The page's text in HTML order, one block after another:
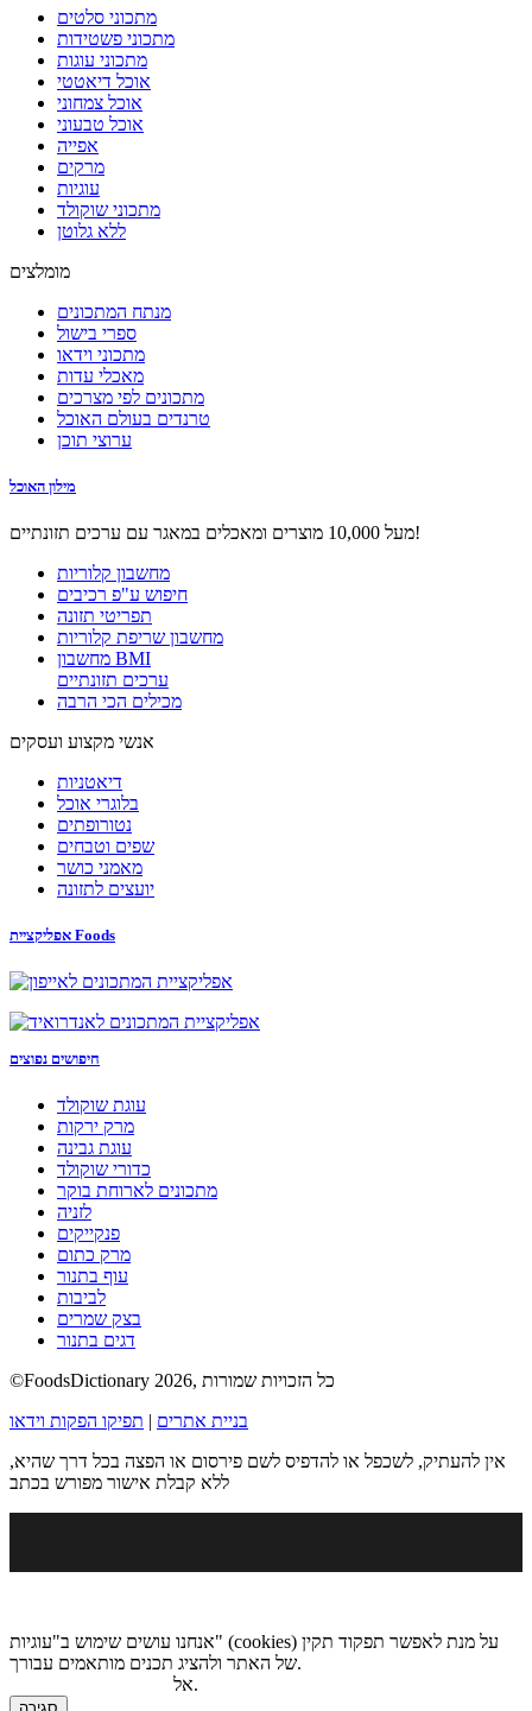
מתכוני סלטים
מתכוני פשטידות
מתכוני עוגות
אוכל דיאטטי
אוכל צמחוני
אוכל טבעוני
אפייה
מרקים
עוגיות
מתכוני שוקולד
ללא גלוטן
מומלצים
מנתח המתכונים
ספרי בישול
מתכוני וידאו
מאכלי עדות
מתכונים לפי מצרכים
טרנדים בעולם האוכל
ערוצי תוכן
מילון האוכל
מעל 10,000 מוצרים ומאכלים במאגר עם ערכים תזונתיים!
מחשבון קלוריות
חיפוש ע"פ רכיבים
תפריטי תזונה
מחשבון שריפת קלוריות
מחשבון BMI
ערכים תזונתיים
מכילים הכי הרבה
אנשי מקצוע ועסקים
דיאטניות
בלוגרי אוכל
נטורופתים
שפים וטבחים
מאמני כושר
יועצים לתזונה
אפליקציית Foods
חיפושים נפוצים
עוגת שוקולד
מרק ירקות
עוגת גבינה
כדורי שוקולד
מתכונים לארוחת בוקר
לזניה
פנקייקים
מרק כתום
עוף בתנור
לביבות
בצק שמרים
דגים בתנור
©FoodsDictionary 2026, כל הזכויות שמורות
בניית אתרים | תפיקו הפקות וידאו
אין להעתיק, לשכפל או להדפיס לשם פירסום או הפצה בכל דרך שהיא,
ללא קבלת אישור מפורש בכתב
אנחנו עושים שימוש ב"עוגיות" (cookies) על מנת לאפשר תפקוד תקין
של האתר ולהציג תכנים מותאמים עבורך.
אל.